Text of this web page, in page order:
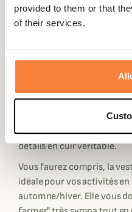
provided to them or that
of their services.
procurer confort et
apparition.
rabat à pression, son col
pressions vous
Elle dispose de 2 poches
détails en cuir véritable.
Vous l'aurez compris, la
idéale pour vos activités
automne/hiver. Elle vous